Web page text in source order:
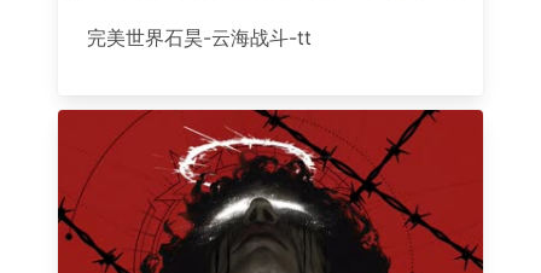
完美世界石昊-云海战斗-tt